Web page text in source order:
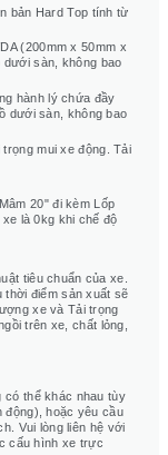
bản Hard Top tính từ
(200mm x 50mm x
dưới sàn, không bao
hành lý chứa đầy
dưới sàn, không bao
mui xe động. Tải
20" đi kèm Lốp
là 0kg khi chế độ
tiêu chuẩn của xe.
thời điểm sản xuất sẽ
xe và Tải trọng
trên xe, chất lỏng,
có thể khác nhau tùy
động), hoặc yêu cầu
Vui lòng liên hệ với
cấu hình xe trực